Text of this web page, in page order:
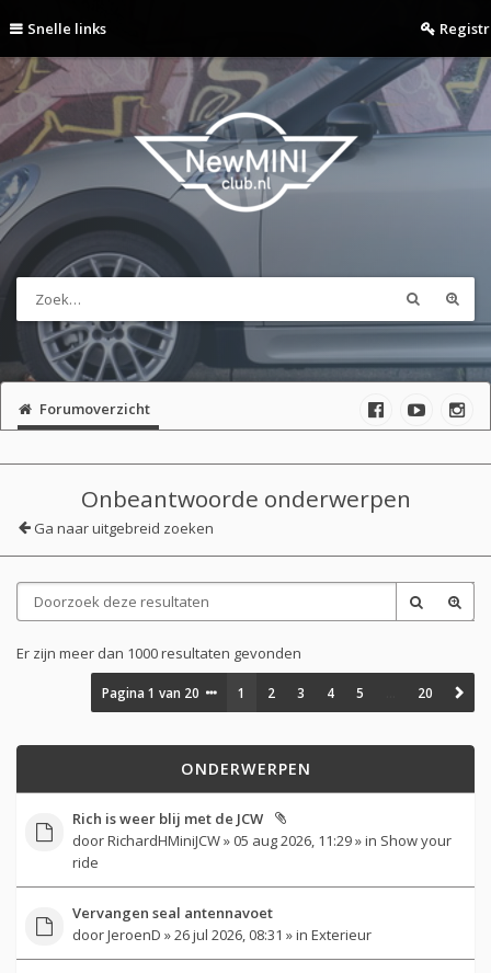
Snelle links
Forumoverzicht
Onbeantwoorde onderwerpen
Ga naar uitgebreid zoeken
Er zijn meer dan 1000 resultaten gevonden
Pagina1 van 20 1 2 3 4 5 20
ONDERWERPEN
Rich is weer blij met de JCW
doorRichardHMiniJCW» 05 aug 2026, 11:29 » in Show your
ride
Vervangen seal antennavoet
doorJeroenD » 26 jul 2026, 08:31 » in Exterieur